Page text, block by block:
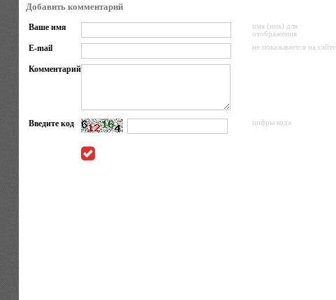
Добавить комментарий
Ваше имя
имя (ник) для
отображения
E-mail не показывается на сайте
Комментарий
Введите код цифры кода